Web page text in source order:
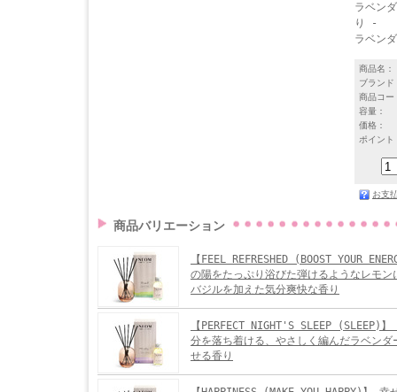
ラベン
り -
ラベン
商品名：
ブランド
商品コー
容量：
価格：
ポイント
お支
商品バリエーション
【FEEL REFRESHED (BOOST YOUR
の陽をたっぷり浴びた弾けるようなレモン
バジルを加えた気分爽快な香り
【PERFECT NIGHT'S SLEEP (SLEEP)
分を落ち着ける、やさしく編んだラベンダ
せる香り